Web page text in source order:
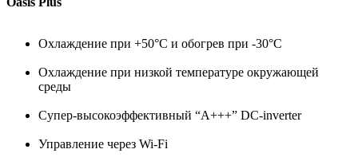
Охлаждение при +50°C и обогрев при -30°C
Охлаждение при низкой температуре окружающей
среды
Супер-высокоэффективный “А+++” DC-inverter
Управление через Wi-Fi